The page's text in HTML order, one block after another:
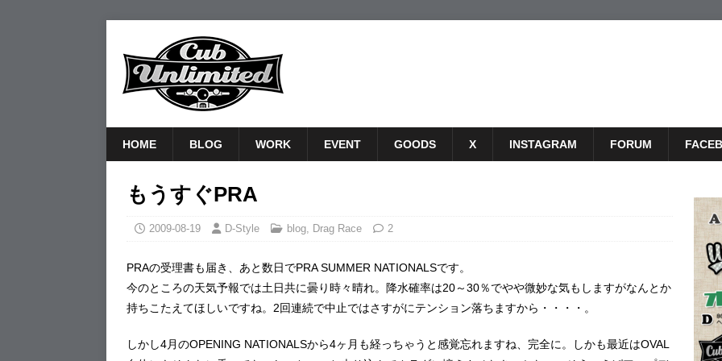
HOME BLOG WORK EVENT GOODS X INSTAGRAM FORUM
もうすぐPRA
2009-08-19 D-Style blog, Drag Race 2
PRAの受理書も届き、あと数日でPRA SUMMER NATIONALSです。
今のところの天気予報では土日共に曇り時々晴れ。降水確率は20～30％でやや微妙な気もしますがなんとか
持ちこたえてほしいですね。2回連続で中止ではさすがにテンション落ちますから・・・・。
しかし4月のOPENING NATIONALSから4ヶ月も経っちゃうと感覚忘れますね、完全に。しかも最近はOVAL